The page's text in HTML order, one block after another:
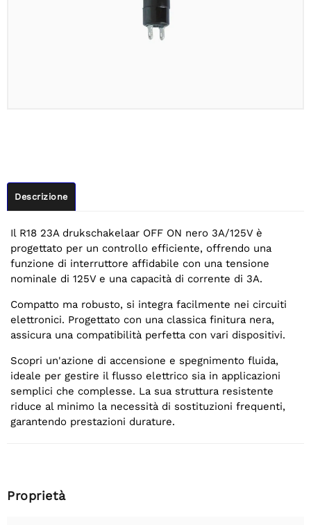
Descrizione
Il R18 23A drukschakelaar OFF ON nero 3A/125V è
progettato per un controllo efficiente, offrendo una
funzione di interruttore affidabile con una tensione
nominale di 125V e una capacità di corrente di 3A.
Compatto ma robusto, si integra facilmente nei circuiti
elettronici. Progettato con una classica finitura nera,
assicura una compatibilità perfetta con vari dispositivi.
Scopri un'azione di accensione e spegnimento fluida,
ideale per gestire il flusso elettrico sia in applicazioni
semplici che complesse. La sua struttura resistente
riduce al minimo la necessità di sostituzioni frequenti,
garantendo prestazioni durature.
Proprietà